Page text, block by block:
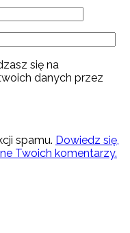
się na
danych przez
spamu. Dowiedz się,
Twoich komentarzy.